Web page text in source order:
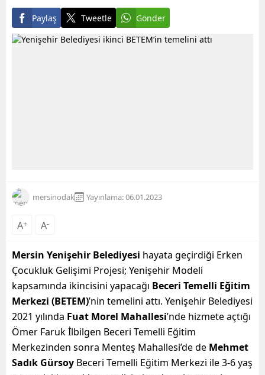
Paylaş Tweetle Gönder
mersinodak Yayınlama: 06.01.2023
A+ A-
Mersin Yenişehir Belediyesi hayata geçirdiği Erken
Çocukluk Gelişimi Projesi; Yenişehir Modeli
kapsamında ikincisini yapacağı Beceri Temelli Eğitim
Merkezi (BETEM)’nin temelini attı. Yenişehir Belediyesi
2021 yılında Fuat Morel Mahallesi’nde hizmete açtığı
Ömer Faruk İlbilgen Beceri Temelli Eğitim
Merkezinden sonra Menteş Mahallesi’de de Mehmet
Sadık Gürsoy Beceri Temelli Eğitim Merkezi ile 3-6 yaş